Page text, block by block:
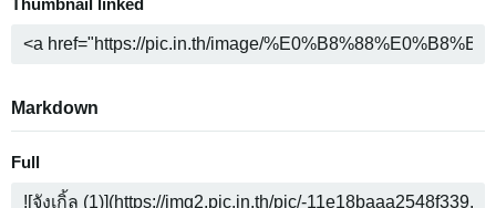
Thumbnail linked
Markdown
Full